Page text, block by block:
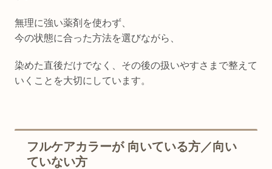
無理に強い薬剤を使わず、
今の状態に合った方法を選びながら、
染めた直後だけでなく、その後の扱いやすさまで整えて
いくことを大切にしています。
フルケアカラーが 向いている方／向い
ていない方